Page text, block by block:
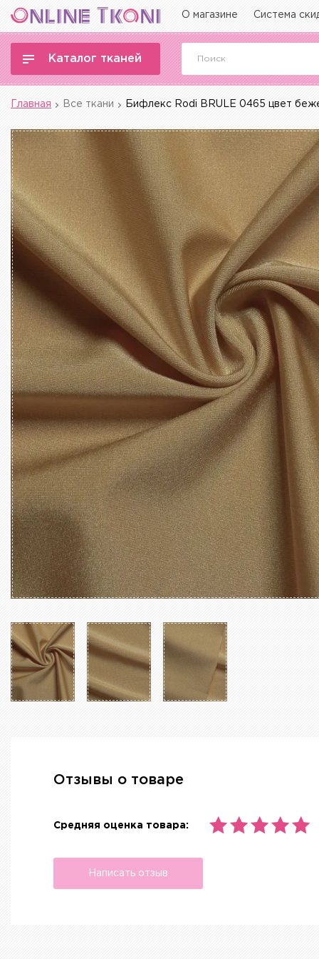
О магазине Система
Каталог тканей
Главная Все ткани Бифлекс Rodi BRULE 0465 цвет
Отзывы о товаре
Средняя оценка товара:
Написать отзыв